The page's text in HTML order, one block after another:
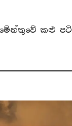
කළු පටි